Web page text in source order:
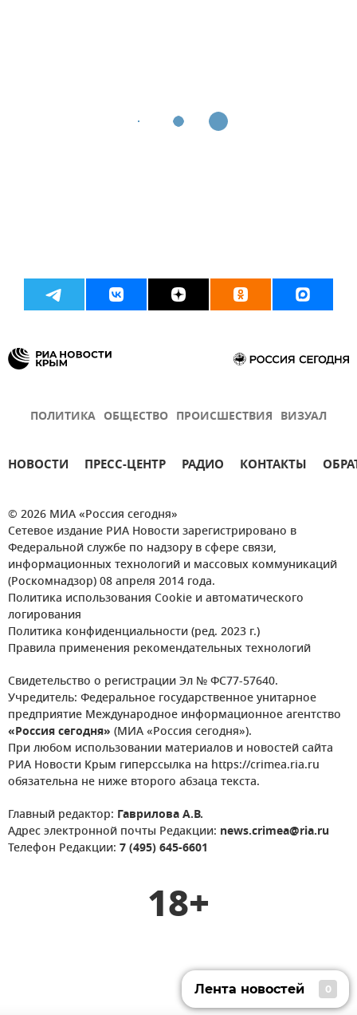
ПОЛИТИКА ОБЩЕСТВО ПРОИСШЕСТВИЯ ВИЗУАЛ
НОВОСТИ ПРЕСС-ЦЕНТР РАДИО КОНТАКТЫ
© 2026 МИА «Россия сегодня»
Сетевое издание РИА Новости зарегистрировано в
Федеральной службе по надзору в сфере связи,
информационных технологий и массовых коммуникаций
(Роскомнадзор) 08 апреля 2014 года.
Политика использования Cookie и автоматического
логирования
Политика конфиденциальности (ред. 2023 г.)
Правила применения рекомендательных технологий
Свидетельство о регистрации Эл № ФС77-57640.
Учредитель: Федеральное государственное унитарное
предприятие Международное информационное агентство
«Россия сегодня» (МИА «Россия сегодня»).
При любом использовании материалов и новостей сайта
РИА Новости Крым гиперссылка на https://crimea.ria.ru
обязательна не ниже второго абзаца текста.
Главный редактор: Гаврилова А.В.
Адрес электронной почты Редакции: news.crimea@ria.ru
Телефон Редакции: 7 (495) 645-6601
18+
Лента новостей 0
Лента новостей